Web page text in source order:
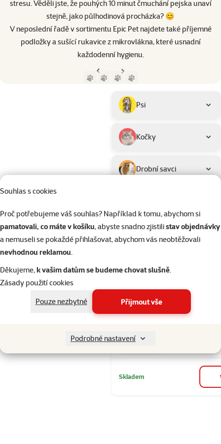
Souhlas s cookies
Proč potřebujeme váš souhlas? Například k tomu, abychom si
pamatovali, co máte v košíku, abyste snadno zjistilistav objednávky
a nemuseli se pokaždé přihlašovat, abychom vás neobtěžovali
nevhodnou reklamou.
Děkujeme,k vašim datům se budeme chovat slušně.
Zásady použití cookies
Pouze nezbytné
Přijmout vše
Podrobné nastavení
stresu. Věděli jste, že pouhých 10 minut čmuchání pejska unaví
stejně, jako půlhodinová procházka? 😊
V neposlední řadě v sortimentu Epic Pet najdete také příjemné
podložky a sušící rukavice z mikrovlákna, které usnadní
každodenní hygienu.
Předchozí stranaNásledující strana
Podkategorie
Psi
Kočky
Drobní savci
1
Hodnocení
Hodnocení 80%
Typ misky
Protihltací
Seřadit
Pet
čtverec
Skladem